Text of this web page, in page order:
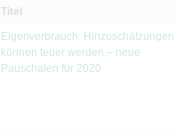
Titel
Eigenverbrauch: Hinzuschätzungen
können teuer werden – neue
Pauschalen für 2020